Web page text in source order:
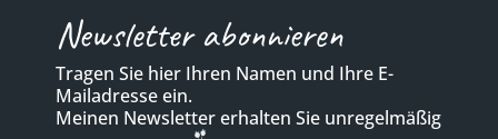
Newsletter abonnieren
Tragen Sie hier Ihren Namen und Ihre E-
Mailadresse ein.
Meinen Newsletter erhalten Sie unregelmäßig